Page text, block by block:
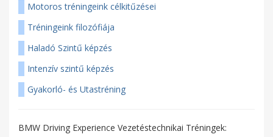
Motoros tréningeink célkitűzései
Tréningeink filozófiája
Haladó Szintű képzés
Intenzív szintű képzés
Gyakorló- és Utastréning
BMW Driving Experience Vezetéstechnikai Tréningek: